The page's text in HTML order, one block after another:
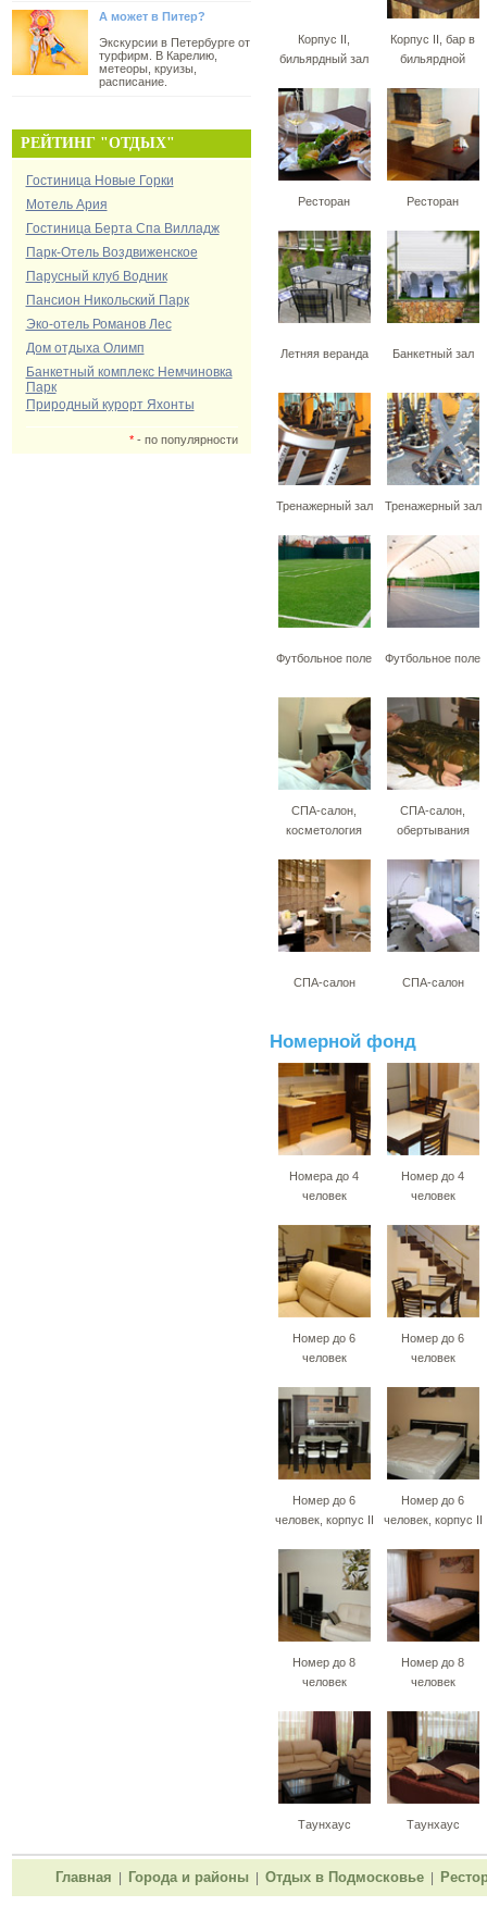
А может в Питер?
Экскурсии в Петербурге от
турфирм. В Карелию,
метеоры, круизы,
расписание.
РЕЙТИНГ "ОТДЫХ"
Гостиница Новые Горки
Мотель Ария
Гостиница Берта Спа Вилладж
Парк-Отель Воздвиженское
Парусный клуб Водник
Пансион Никольский Парк
Эко-отель Романов Лес
Дом отдыха Олимп
Банкетный комплекс Немчиновка
Парк
Природный курорт Яхонты
*- по популярности
Корпус II,
бильярдный зал
Корпус II, бар в
бильярдной
Ресторан Ресторан
Летняя веранда Банкетный зал
Тренажерный зал Тренажерный зал
Футбольное поле Футбольное поле
СПА-салон,
косметология
СПА-салон,
обертывания
СПА-салон СПА-салон
Номерной фонд
Номера до 4
человек
Номер до 4
человек
Номер до 6
человек
Номер до 6
человек
Номер до 6
человек, корпус II
Номер до 6
человек, корпус II
Номер до 8
человек
Номер до 8
человек
Таунхаус Таунхаус
Главная Города и районы Отдых в Подмосковье